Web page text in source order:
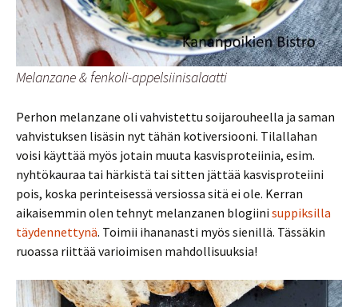
Melanzane & fenkoli-appelsiinisalaatti
Perhon melanzane oli vahvistettu soijarouheella ja saman
vahvistuksen lisäsin nyt tähän kotiversiooni. Tilallahan
voisi käyttää myös jotain muuta kasvisproteiinia, esim.
nyhtökauraa tai härkistä tai sitten jättää kasvisproteiini
pois, koska perinteisessä versiossa sitä ei ole. Kerran
aikaisemmin olen tehnyt melanzanen blogiini suppiksilla
täydennettynä. Toimii ihananasti myös sienillä. Tässäkin
ruoassa riittää varioimisen mahdollisuuksia!